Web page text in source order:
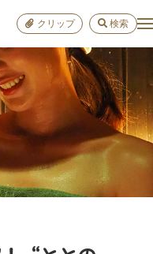
クリップ 検索
小学
お出
雑学